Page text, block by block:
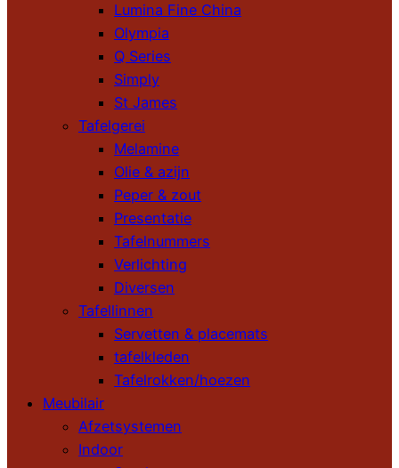
Lumina Fine China
Olympia
Q Series
Simply
St James
Tafelgerei
Melamine
Olie & azijn
Peper & zout
Presentatie
Tafelnummers
Verlichting
Diversen
Tafellinnen
Servetten & placemats
tafelkleden
Tafelrokken/hoezen
Meubilair
Afzetsystemen
Indoor